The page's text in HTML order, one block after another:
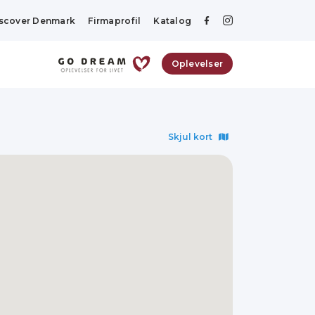
Denmark Firmaprofil Katalog
Oplevelser
Skjul kort